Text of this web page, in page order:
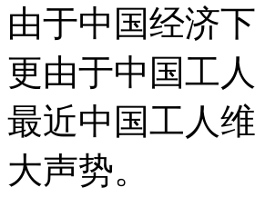
由于中国经济
更由于中国工
最近中国工人
大声势。